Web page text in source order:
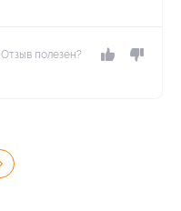
Отзыв полезен?